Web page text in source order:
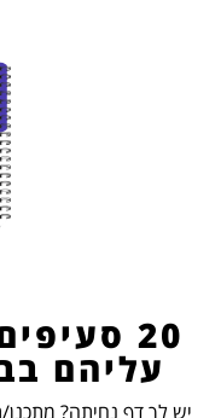
20
עליהם
יש לך דף נחיתה?